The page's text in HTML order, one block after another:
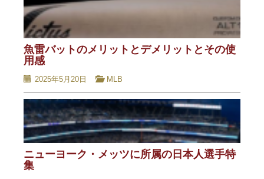
魚雷バットのメリットとデメリットとその使
用感
2025年5月20日 MLB
ニューヨーク・メッツに所属の日本人選手特
集